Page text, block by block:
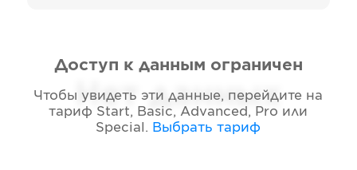
Нет данных
Доступ к данным ограничен
Чтобы увидеть эти данные, перейдите на
тариф Start, Basic, Advanced, Pro или
Special . Выбрать тариф